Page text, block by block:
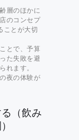
層のほかに
のコンセプ
ことが大切
とで、予算
た失敗を避
れます。
夜の体験が
（飲み